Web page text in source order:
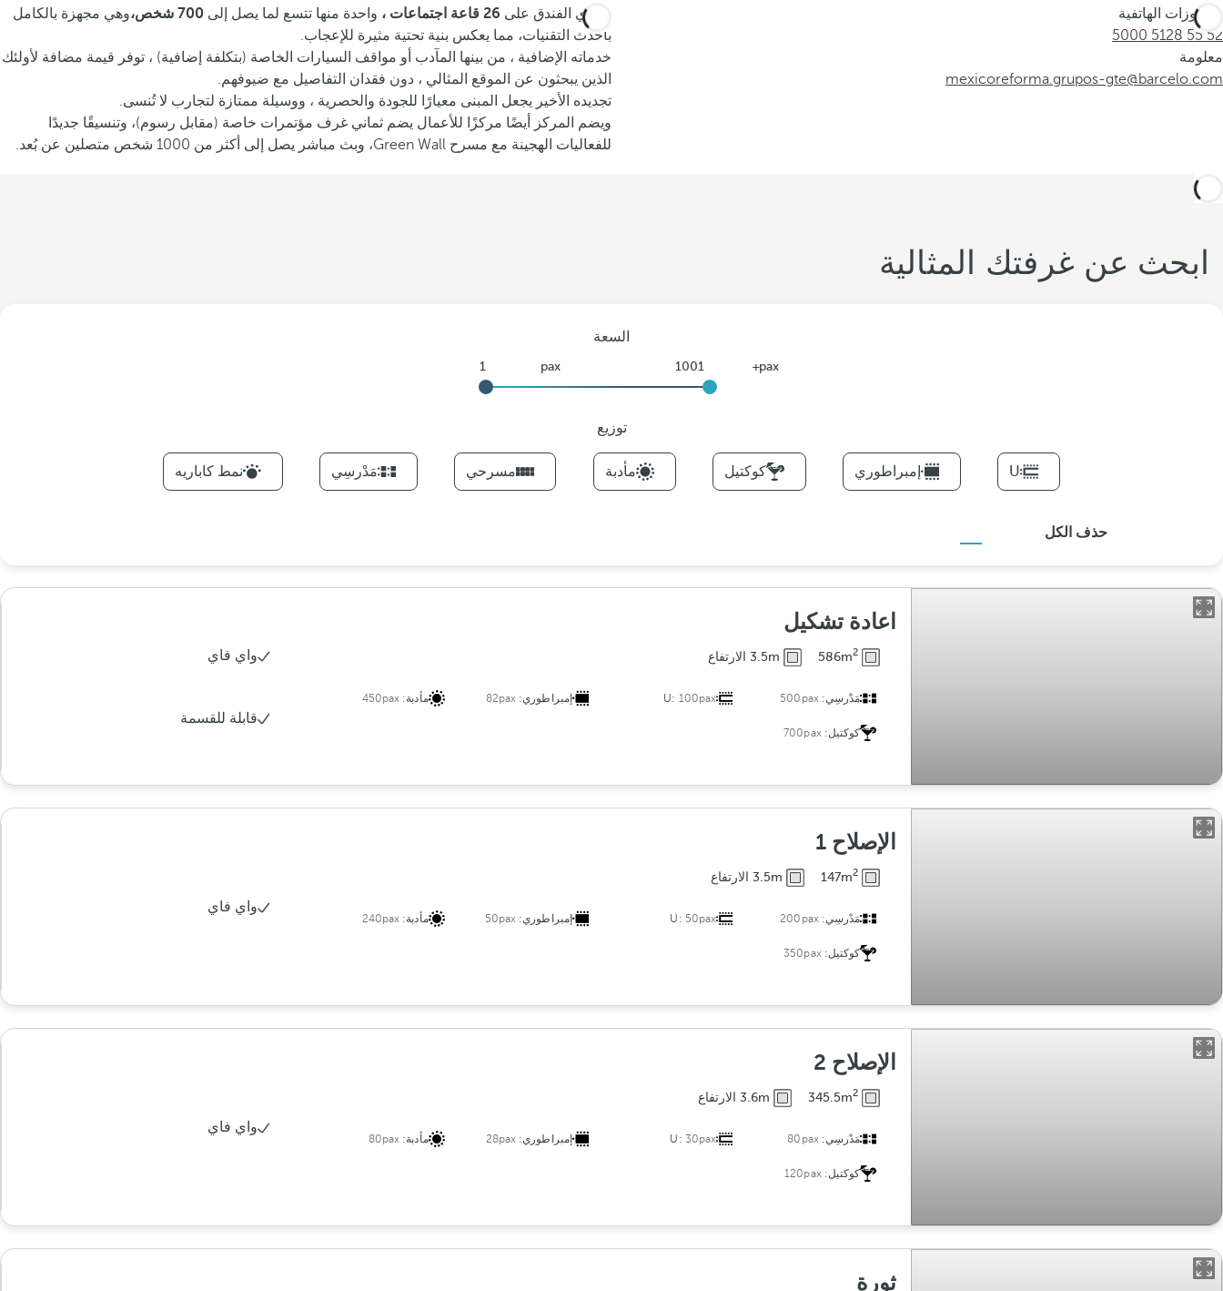
يحتوي الفندق على 26 قاعة اجتماعات ، واحدة منها تتسع لما يصل إلى 700 شخص،
وهي مجهزة بالكامل
بأحدث التقنيات، مما يعكس بنية تحتية مثيرة للإعجاب.
خدماته الإضافية ، من بينها المآدب أو مواقف السيارات الخاصة (بتكلفة إضافية) ، توفر قيمة مضافة لأولئك
الذين يبحثون عن الموقع المثالي ، دون فقدان التفاصيل مع ضيوفهم.
تجديده الأخير يجعل المبنى معيارًا للجودة والحصرية ، ووسيلة ممتازة لتجارب لا تُنسى.
ويضم المركز أيضًا مركزًا للأعمال يضم ثماني غرف مؤتمرات خاصة (مقابل رسوم)، وتنسيقًا جديدًا
للفعاليات الهجينة مع مسرح Green Wall، وبث مباشر يصل إلى أكثر من 1000 شخص متصلين عن بُعد.
الحجوزات الهاتفية
52 55 5128 5000
معلومة
mexicoreforma.grupos-gte@barcelo.com
ابحث عن غرفتك المثالية
السعة
توزيع
s
U إمبراطوري كوكتيل مأدبة مسرحي مَدْرسِي نمط كاباريه
حذف الكل
اعادة تشكيل
586m2 3.5m الارتفاع
مَدْرسِي:500pax
U: 100pax إمبراطوري: 82pax مأدبة: 450pax
كوكتيل:700pax
واي فاي
قابلة للقسمة
الإصلاح 1
147m2 3.5m الارتفاع
مَدْرسِي:200pax
U: 50pax إمبراطوري: 50pax مأدبة: 240pax
كوكتيل:350pax
واي فاي
الإصلاح 2
345.5m2 3.6m الارتفاع
مَدْرسِي:80pax
U: 30pax إمبراطوري: 28pax مأدبة: 80pax
كوكتيل:120pax
واي فاي
ثورة